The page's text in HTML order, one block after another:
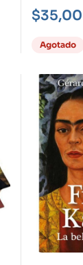
GRÁFICA-
$35,00
Agotado